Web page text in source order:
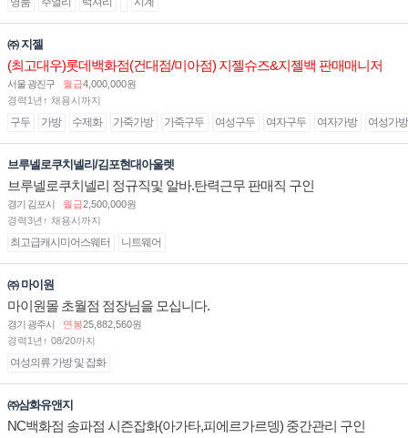
㈜ 지젤
(최고대우)롯데백화점(건대점/미아점) 지젤슈즈&지젤백 판매매니저
(직원) 구인합니다
서울 광진구 월급4,000,000원
경력1년↑ 채용시까지
구두 가방 수제화 가죽가방 가죽구두 여성구두 여자구두 여자가방 여성가방
브루넬로쿠치넬리/김포현대아울렛
브루넬로쿠치넬리 정규직및 알바.탄력근무 판매직 구인
경기 김포시 월급2,500,000원
경력3년↑ 채용시까지
최고급캐시미어스웨터 니트웨어
㈜ 마이원
마이원몰 초월점 점장님을 모십니다.
경기 광주시 연봉25,882,560원
경력1년↑ 08/20까지
여성의류 가방 및 잡화
㈜삼화유앤지
NC백화점 송파점 시즌잡화(아가타,피에르가르뎅) 중간관리 구인